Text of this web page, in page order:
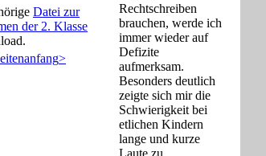
Datei zur
der 2. Klasse
>
Rechtschreiben
brauchen, werde ich
immer wieder auf
Defizite
aufmerksam.
Besonders deutlich
zeigte sich mir die
Schwierigkeit bei
etlichen Kindern
lange und kurze
Laute zu